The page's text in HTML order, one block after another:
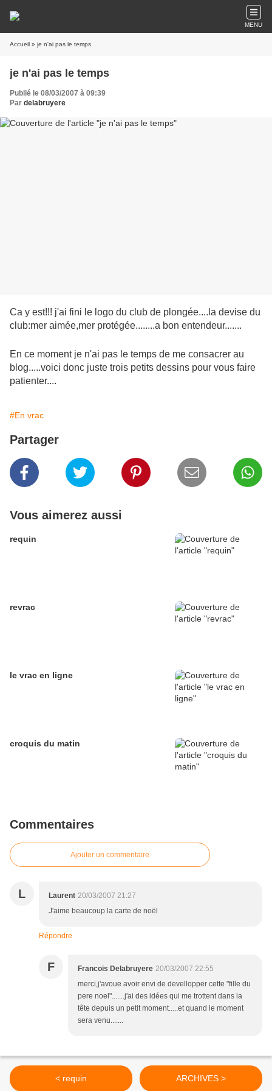
MENU
Accueil » je n'ai pas le temps
je n'ai pas le temps
Publié le 08/03/2007 à 09:39
Par delabruyere
Ca y est!!! j'ai fini le logo du club de plongée....la devise du
club:mer aimée,mer protégée........a bon entendeur.......
En ce moment je n'ai pas le temps de me consacrer au
blog.....voici donc juste trois petits dessins pour vous faire
patienter....
#En vrac
Partager
Vous aimerez aussi
requin
revrac
le vrac en ligne
croquis du matin
Commentaires
Ajouter un commentaire
L Laurent 20/03/2007 21:27
J'aime beaucoup la carte de noël
Répondre
F Francois Delabruyere 20/03/2007 22:55
merci,j'avoue avoir envi de devellopper cette "fille du
pere noel".......j'ai des idées qui me trottent dans la
tête depuis un petit moment.....et quand le moment
sera venu.......
< requin ARCHIVES >